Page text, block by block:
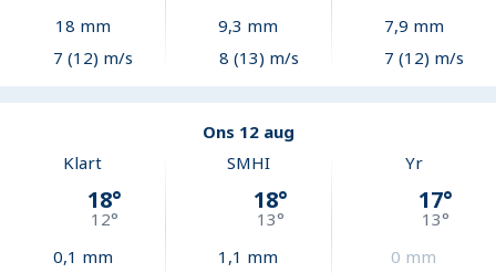
18 mm
7 (12) m/s
9,3 mm
8 (13) m/s
7,9 mm
7 (12) m/s
Ons 12 aug
Klart
18°
12°
0,1 mm
SMHI
18°
13°
1,1 mm
Yr
17°
13°
0 mm